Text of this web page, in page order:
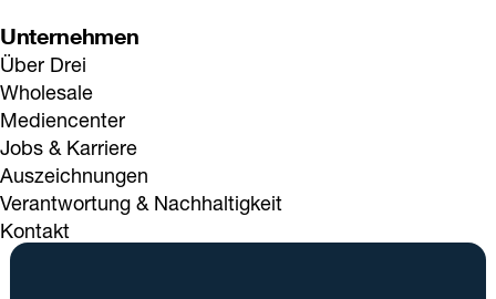
Unternehmen
Über Drei
Wholesale
Mediencenter
Jobs & Karriere
Auszeichnungen
Verantwortung & Nachhaltigkeit
Kontakt